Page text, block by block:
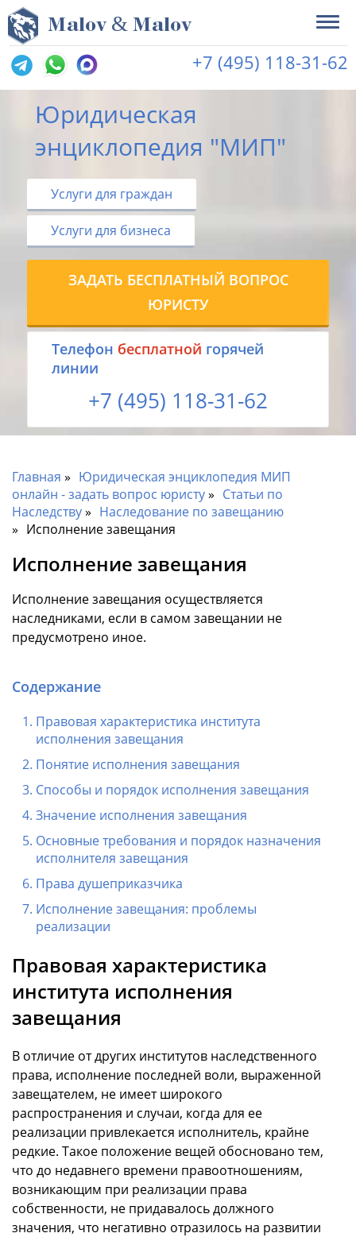
Malov & Malov
+7 (495) 118-31-62
Юридическая
энциклопедия "МИП"
Услуги для граждан
Услуги для бизнеса
ЗАДАТЬ БЕСПЛАТНЫЙ ВОПРОС
ЮРИСТУ
Tелефон бесплатной горячей
линии
+7 (495) 118-31-62
Главная
Юридическая энциклопедия МИП
онлайн - задать вопрос юристу
Статьи по
Наследству
Наследование по завещанию
Исполнение завещания
Исполнение завещания
Исполнение завещания осуществляется
наследниками, если в самом завещании не
предусмотрено иное.
Содержание
Правовая характеристика института
исполнения завещания
Понятие исполнения завещания
Способы и порядок исполнения завещания
Значение исполнения завещания
Основные требования и порядок назначения
исполнителя завещания
Права душеприказчика
Исполнение завещания: проблемы
реализации
Правовая характеристика
института исполнения
завещания
В отличие от других институтов наследственного
права, исполнение последней воли, выраженной
завещателем, не имеет широкого
распространения и случаи, когда для ее
реализации привлекается исполнитель, крайне
редкие. Такое положение вещей обосновано тем,
что до недавнего времени правоотношениям,
возникающим при реализации права
собственности, не придавалось должного
значения, что негативно отразилось на развитии